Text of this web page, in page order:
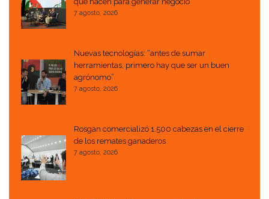
7 agosto, 2026
Nuevas tecnologías: “antes de sumar
herramientas, primero hay que ser un buen
agrónomo”
7 agosto, 2026
Rosgan comercializó 1.500 cabezas en el cierre
de los remates ganaderos
7 agosto, 2026